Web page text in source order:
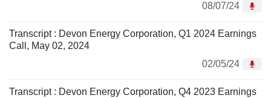
08/07/24
Transcript : Devon Energy Corporation, Q1 2024 Earnings
Call, May 02, 2024
02/05/24
Transcript : Devon Energy Corporation, Q4 2023 Earnings